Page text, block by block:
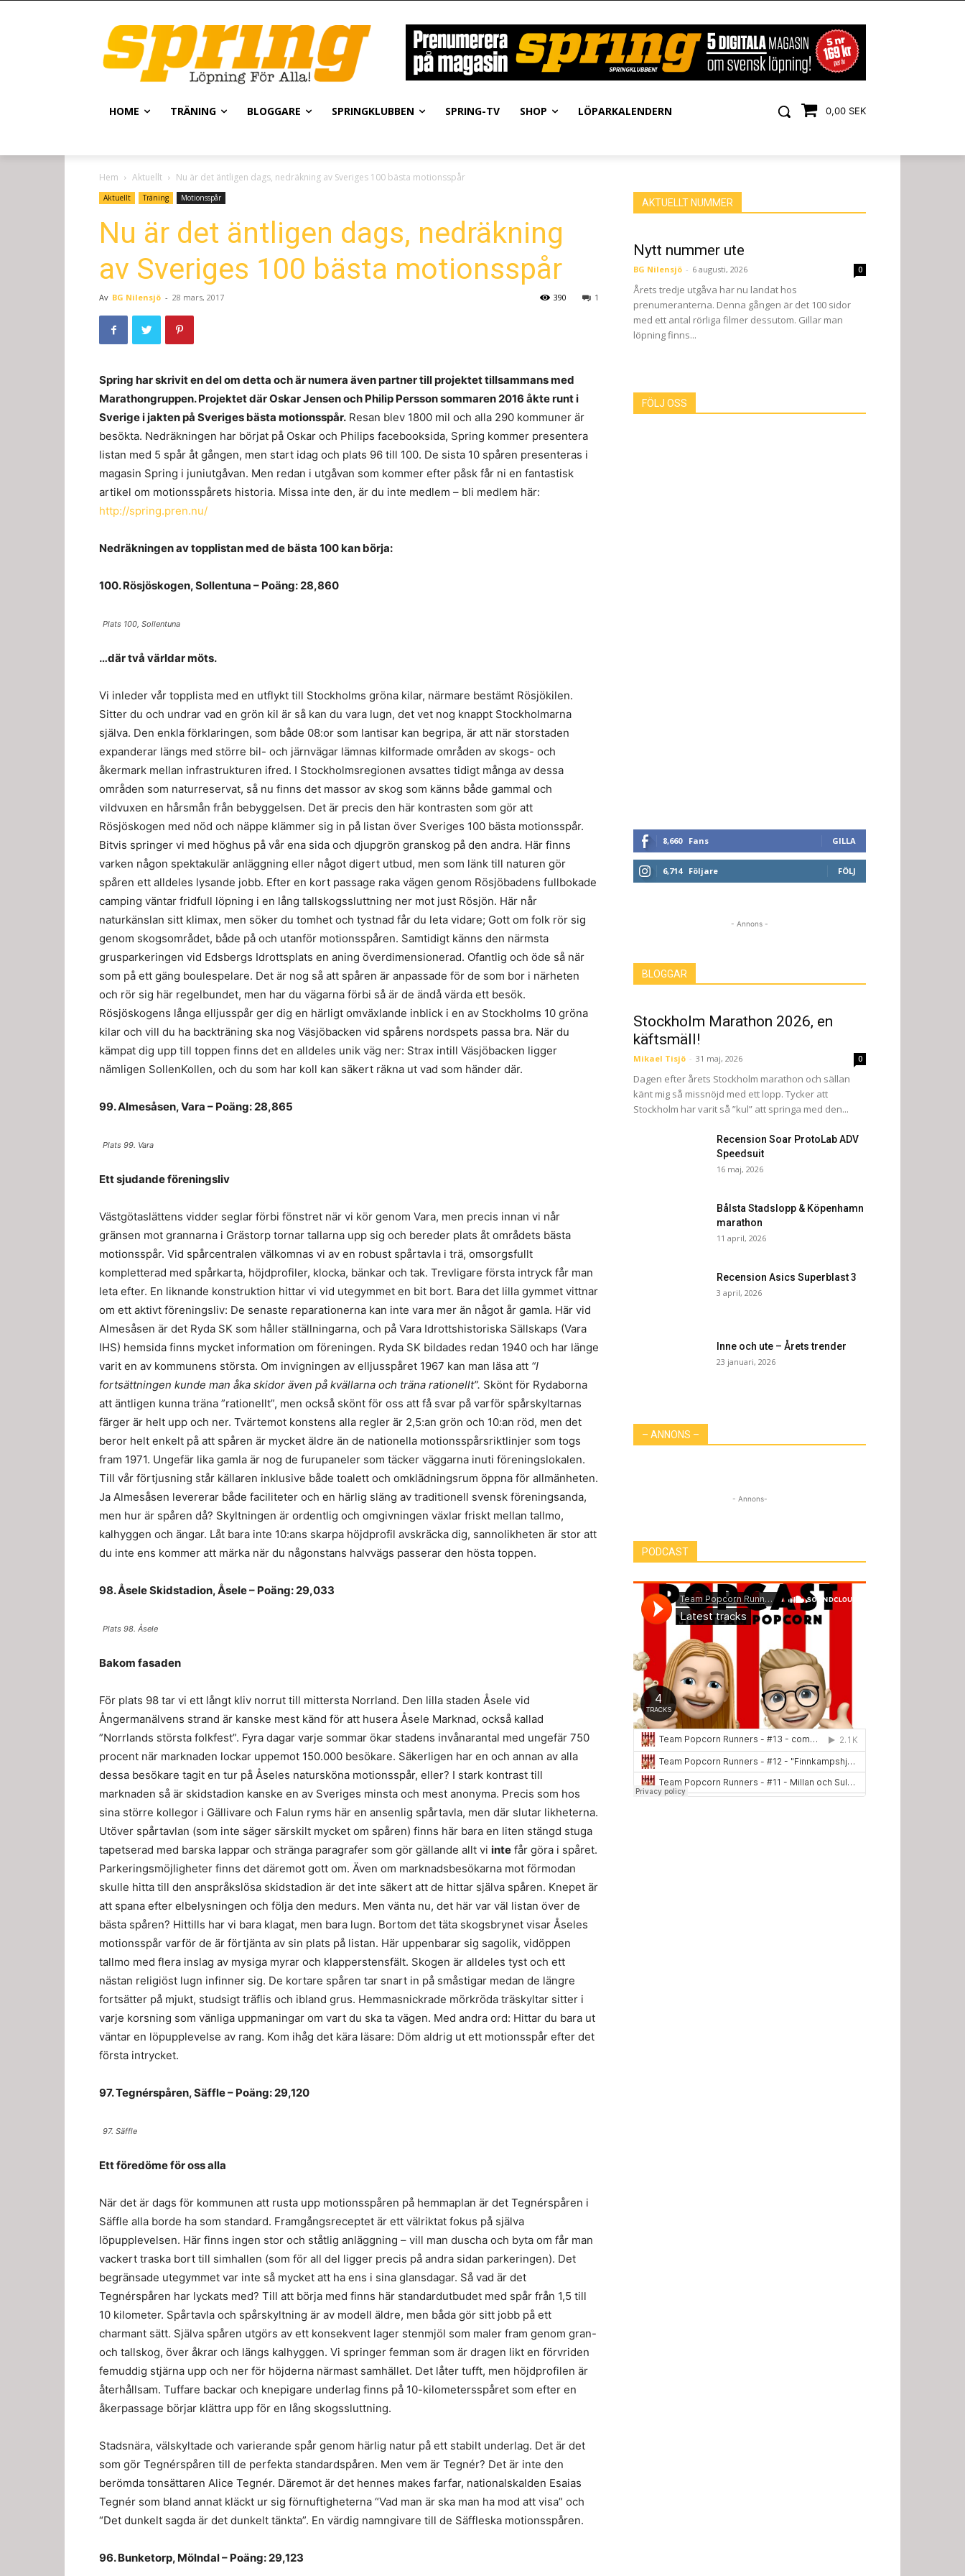
0,00 SEK
HOME TRÄNING BLOGGARE SPRINGKLUBBEN SPRING-TV SHOP LÖPARKALENDERN
Hem Aktuellt Nu är det äntligen dags, nedräkning av Sveriges 100 bästa motionsspår
Aktuellt Träning Motionsspår
Nu är det äntligen dags, nedräkning
av Sveriges 100 bästa motionsspår
Av BG Nilensjö - 28 mars, 2017 1
390
Spring har skrivit en del om detta och är numera även partner till projektet tillsammans med
Marathongruppen. Projektet där Oskar Jensen och Philip Persson sommaren 2016 åkte runt i
Sverige i jakten på Sveriges bästa motionsspår. Resan blev 1800 mil och alla 290 kommuner är
besökta. Nedräkningen har börjat på Oskar och Philips facebooksida, Spring kommer presentera
listan med 5 spår åt gången, men start idag och plats 96 till 100. De sista 10 spåren presenteras i
magasin Spring i juniutgåvan. Men redan i utgåvan som kommer efter påsk får ni en fantastisk
artikel om motionsspårets historia. Missa inte den, är du inte medlem – bli medlem här:
http://spring.pren.nu/
Nedräkningen av topplistan med de bästa 100 kan börja:
100. Rösjöskogen, Sollentuna – Poäng: 28,860
Plats 100, Sollentuna
…där två världar möts.
Vi inleder vår topplista med en utflykt till Stockholms gröna kilar, närmare bestämt Rösjökilen.
Sitter du och undrar vad en grön kil är så kan du vara lugn, det vet nog knappt Stockholmarna
själva. Den enkla förklaringen, som både 08:or som lantisar kan begripa, är att när storstaden
expanderar längs med större bil- och järnvägar lämnas kilformade områden av skogs- och
åkermark mellan infrastrukturen ifred. I Stockholmsregionen avsattes tidigt många av dessa
områden som naturreservat, så nu finns det massor av skog som känns både gammal och
vildvuxen en hårsmån från bebyggelsen. Det är precis den här kontrasten som gör att
Rösjöskogen med nöd och näppe klämmer sig in på listan över Sveriges 100 bästa motionsspår.
Bitvis springer vi med höghus på vår ena sida och djupgrön granskog på den andra. Här finns
varken någon spektakulär anläggning eller något digert utbud, men som länk till naturen gör
spåren ett alldeles lysande jobb. Efter en kort passage raka vägen genom Rösjöbadens fullbokade
camping väntar fridfull löpning i en lång tallskogssluttning ner mot just Rösjön. Här når
naturkänslan sitt klimax, men söker du tomhet och tystnad får du leta vidare; Gott om folk rör sig
genom skogsområdet, både på och utanför motionsspåren. Samtidigt känns den närmsta
grusparkeringen vid Edsbergs Idrottsplats en aning överdimensionerad. Ofantlig och öde så när
som på ett gäng boulespelare. Det är nog så att spåren är anpassade för de som bor i närheten
och rör sig här regelbundet, men har du vägarna förbi så är de ändå värda ett besök.
Rösjöskogens långa elljusspår ger dig en härligt omväxlande inblick i en av Stockholms 10 gröna
kilar och vill du ha backträning ska nog Väsjöbacken vid spårens nordspets passa bra. När du
kämpat dig upp till toppen finns det en alldeles unik väg ner: Strax intill Väsjöbacken ligger
nämligen SollenKollen, och du som har koll kan säkert räkna ut vad som händer där.
99. Almesåsen, Vara – Poäng: 28,865
Plats 99. Vara
Ett sjudande föreningsliv
Västgötaslättens vidder seglar förbi fönstret när vi kör genom Vara, men precis innan vi når
gränsen mot grannarna i Grästorp tornar tallarna upp sig och bereder plats åt områdets bästa
motionsspår. Vid spårcentralen välkomnas vi av en robust spårtavla i trä, omsorgsfullt
kompletterad med spårkarta, höjdprofiler, klocka, bänkar och tak. Trevligare första intryck får man
leta efter. En liknande konstruktion hittar vi vid utegymmet en bit bort. Bara det lilla gymmet vittnar
om ett aktivt föreningsliv: De senaste reparationerna kan inte vara mer än något år gamla. Här vid
Almesåsen är det Ryda SK som håller ställningarna, och på Vara Idrottshistoriska Sällskaps (Vara
IHS) hemsida finns mycket information om föreningen. Ryda SK bildades redan 1940 och har länge
varit en av kommunens största. Om invigningen av elljusspåret 1967 kan man läsa att “I
fortsättningen kunde man åka skidor även på kvällarna och träna rationellt”. Skönt för Rydaborna
att äntligen kunna träna ”rationellt”, men också skönt för oss att få svar på varför spårskyltarnas
färger är helt upp och ner. Tvärtemot konstens alla regler är 2,5:an grön och 10:an röd, men det
beror helt enkelt på att spåren är mycket äldre än de nationella motionsspårsriktlinjer som togs
fram 1971. Ungefär lika gamla är nog de furupaneler som täcker väggarna inuti föreningslokalen.
Till vår förtjusning står källaren inklusive både toalett och omklädningsrum öppna för allmänheten.
Ja Almesåsen levererar både faciliteter och en härlig släng av traditionell svensk föreningsanda,
men hur är spåren då? Skyltningen är ordentlig och omgivningen växlar friskt mellan tallmo,
kalhyggen och ängar. Låt bara inte 10:ans skarpa höjdprofil avskräcka dig, sannolikheten är stor att
du inte ens kommer att märka när du någonstans halvvägs passerar den hösta toppen.
98. Åsele Skidstadion, Åsele – Poäng: 29,033
Plats 98. Åsele
Bakom fasaden
För plats 98 tar vi ett långt kliv norrut till mittersta Norrland. Den lilla staden Åsele vid
Ångermanälvens strand är kanske mest känd för att husera Åsele Marknad, också kallad
”Norrlands största folkfest”. Fyra dagar varje sommar ökar stadens invånarantal med ungefär 750
procent när marknaden lockar uppemot 150.000 besökare. Säkerligen har en och annan av alla
dessa besökare tagit en tur på Åseles natursköna motionsspår, eller? I stark kontrast till
marknaden så är skidstadion kanske en av Sveriges minsta och mest anonyma. Precis som hos
sina större kollegor i Gällivare och Falun ryms här en ansenlig spårtavla, men där slutar likheterna.
Utöver spårtavlan (som inte säger särskilt mycket om spåren) finns här bara en liten stängd stuga
tapetserad med barska lappar och stränga paragrafer som gör gällande allt vi inte får göra i spåret.
Parkeringsmöjligheter finns det däremot gott om. Även om marknadsbesökarna mot förmodan
skulle hitta till den anspråkslösa skidstadion är det inte säkert att de hittar själva spåren. Knepet är
att spana efter elbelysningen och följa den medurs. Men vänta nu, det här var väl listan över de
bästa spåren? Hittills har vi bara klagat, men bara lugn. Bortom det täta skogsbrynet visar Åseles
motionsspår varför de är förtjänta av sin plats på listan. Här uppenbarar sig sagolik, vidöppen
tallmo med flera inslag av mysiga myrar och klapperstensfält. Skogen är alldeles tyst och ett
nästan religiöst lugn infinner sig. De kortare spåren tar snart in på småstigar medan de längre
fortsätter på mjukt, studsigt träflis och ibland grus. Hemmasnickrade mörkröda träskyltar sitter i
varje korsning som vänliga uppmaningar om vart du ska ta vägen. Med andra ord: Hittar du bara ut
väntar en löpupplevelse av rang. Kom ihåg det kära läsare: Döm aldrig ut ett motionsspår efter det
första intrycket.
97. Tegnérspåren, Säffle – Poäng: 29,120
97. Säffle
Ett föredöme för oss alla
När det är dags för kommunen att rusta upp motionsspåren på hemmaplan är det Tegnérspåren i
Säffle alla borde ha som standard. Framgångsreceptet är ett välriktat fokus på själva
löpupplevelsen. Här finns ingen stor och ståtlig anläggning – vill man duscha och byta om får man
vackert traska bort till simhallen (som för all del ligger precis på andra sidan parkeringen). Det
begränsade utegymmet var inte så mycket att ha ens i sina glansdagar. Så vad är det
Tegnérspåren har lyckats med? Till att börja med finns här standardutbudet med spår från 1,5 till
10 kilometer. Spårtavla och spårskyltning är av modell äldre, men båda gör sitt jobb på ett
charmant sätt. Själva spåren utgörs av ett konsekvent lager stenmjöl som maler fram genom gran-
och tallskog, över åkrar och längs kalhyggen. Vi springer femman som är dragen likt en förvriden
femuddig stjärna upp och ner för höjderna närmast samhället. Det låter tufft, men höjdprofilen är
återhållsam. Tuffare backar och knepigare underlag finns på 10-kilometersspåret som efter en
åkerpassage börjar klättra upp för en lång skogssluttning.
Stadsnära, välskyltade och varierande spår genom härlig natur på ett stabilt underlag. Det är det
som gör Tegnérspåren till de perfekta standardspåren. Men vem är Tegnér? Det är inte den
berömda tonsättaren Alice Tegnér. Däremot är det hennes makes farfar, nationalskalden Esaias
Tegnér som bland annat kläckt ur sig förnuftigheterna “Vad man är ska man ha mod att visa” och
“Det dunkelt sagda är det dunkelt tänkta”. En värdig namngivare till de Säffleska motionsspåren.
96. Bunketorp, Mölndal – Poäng: 29,123
AKTUELLT NUMMER
Nytt nummer ute
BG Nilensjö - 6 augusti, 2026 0
Årets tredje utgåva har nu landat hos
prenumeranterna. Denna gången är det 100 sidor
med ett antal rörliga filmer dessutom. Gillar man
löpning finns...
FÖLJ OSS
8,660 Fans GILLA
6,714 Följare FÖLJ
- Annons -
BLOGGAR
Stockholm Marathon 2026, en
käftsmäll!
Mikael Tisjö - 31 maj, 2026 0
Dagen efter årets Stockholm marathon och sällan
känt mig så missnöjd med ett lopp. Tycker att
Stockholm har varit så ”kul” att springa med den...
Recension Soar ProtoLab ADV
Speedsuit
16 maj, 2026
Bålsta Stadslopp & Köpenhamn
marathon
11 april, 2026
Recension Asics Superblast 3
3 april, 2026
Inne och ute – Årets trender
23 januari, 2026
– ANNONS –
- Annons-
PODCAST